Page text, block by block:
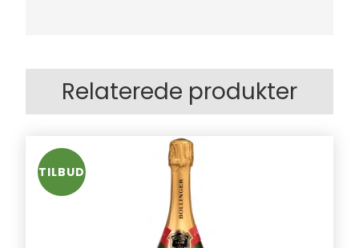
Relaterede produkter
TILBUD